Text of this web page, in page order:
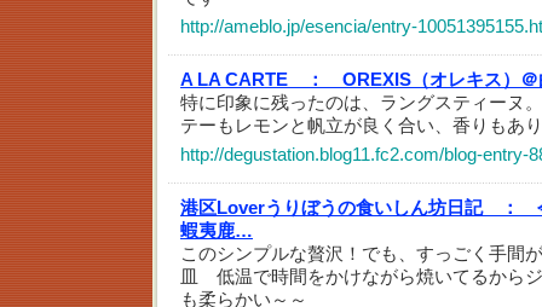
http://ameblo.jp/esencia/entry-
A LA CARTE ：
OREXIS（オレキス）
特に印象に残ったのは、ラングスティーヌ
テーもレモンと帆立が良く合い、香りもあ
http://degustation.blog11.fc2.com/blog-entry-
港区Loverうりぼうの食いしん坊日記 ：
蝦夷鹿…
このシンプルな贅沢！でも、すっごく手間
皿 低温で時間をかけながら焼いてるから
も柔らかい～～